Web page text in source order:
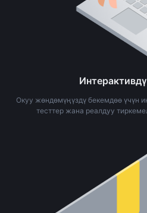
Окуу жөндөмүңүздү бекемдөө үчүн
тесттер жана реалдуу